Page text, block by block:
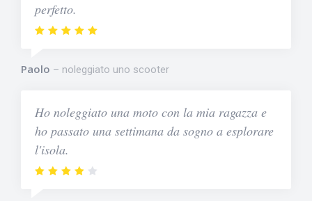
perfetto.
Paolo noleggiato uno scooter
Ho noleggiato una moto con la mia ragazza e
ho passato una settimana da sogno a esplorare
l'isola.